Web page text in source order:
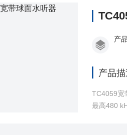
产
产品描
TC4059宽
最高480